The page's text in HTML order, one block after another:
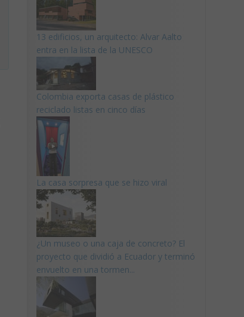
13 edificios, un arquitecto: Alvar Aalto
entra en la lista de la UNESCO
Colombia exporta casas de plástico
reciclado listas en cinco días
La casa sorpresa que se hizo viral
¿Un museo o una caja de concreto? El
proyecto que dividió a Ecuador y terminó
envuelto en una tormen...